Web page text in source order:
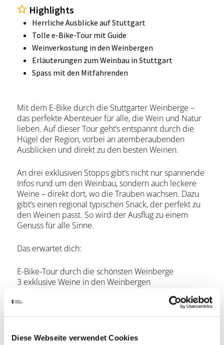
Diese Webseite verwendet Cookies
Highlights
Herrliche Ausblicke auf Stuttgart
Tolle e-Bike-Tour mit Guide
Weinverkostung in den Weinbergen
Erläuterungen zum Weinbau in Stuttgart
Spass mit den Mitfahrenden
Mit dem E-Bike durch die Stuttgarter Weinberge –
das perfekte Abenteuer für alle, die Wein und Natur
lieben. Auf dieser Tour geht’s entspannt durch die
Hügel der Region, vorbei an atemberaubenden
Ausblicken und direkt zu den besten Weinen.
An drei exklusiven Stopps gibt’s nicht nur spannende
Infos rund um den Weinbau, sondern auch leckere
Weine – direkt dort, wo die Trauben wachsen. Dazu
gibt’s einen regional typischen Snack, der perfekt zu
den Weinen passt. So wird der Ausflug zu einem
Genuss für alle Sinne.
Das erwartet dich:
E-Bike-Tour durch die schönsten Weinberge
3 exklusive Weine in den Weinbergen
Spannende Geschichten und Insider-Infos vom
Ob mit Freunden, Kollegen oder als kleine Auszeit –